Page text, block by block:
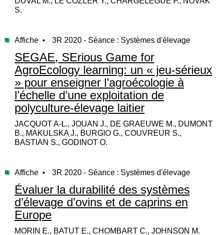
S.
Affiche • 3R 2020 - Séance : Systèmes d'élevage
SEGAE, SErious Game for
AgroEcology learning: un « jeu-sérieux
» pour enseigner l’agroécologie à
l’échelle d’une exploitation de
polyculture-élevage laitier
JACQUOT A-L., JOUAN J., DE GRAEUWE M., DUMONT
B., MAKULSKA J., BURGIO G., COUVREUR S.,
BASTIAN S., GODINOT O.
Affiche • 3R 2020 - Séance : Systèmes d'élevage
Évaluer la durabilité des systèmes
d’élevage d’ovins et de caprins en
Europe
MORIN E., BATUT E., CHOMBART C., JOHNSON M.